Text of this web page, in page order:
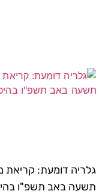
גלריה דומעת: קריאת
תשעה באב תשפ"ו